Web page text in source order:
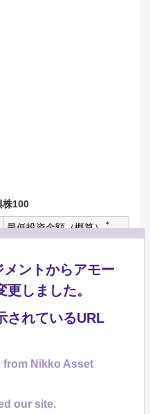
株100
最低投資金額（概算） ＊
105,100円
ントからアモー
しました。
されているURL
from Nikko Asset
our site.